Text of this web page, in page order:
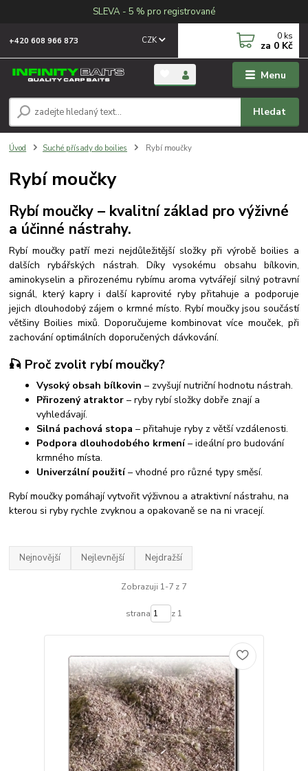
SLEVA - 5 % pro registrované
Menu
CZK
Hledat
+420 608 966 873 0 ks
za 0 Kč
Úvod Suché přísady do boilies Rybí moučky
Rybí moučky
Rybí moučky – kvalitní základ pro výživné
a účinné nástrahy.
Rybí moučky patří mezi nejdůležitější složky při výrobě boilies a
dalších rybářských nástrah. Díky vysokému obsahu bílkovin,
aminokyselin a přirozenému rybímu aroma vytvářejí silný potravní
signál, který kapry i další kaprovité ryby přitahuje a podporuje
jejich dlouhodobý zájem o krmné místo. Rybí moučky jsou součástí
většiny Boilies mixů. Doporučujeme kombinovat více mouček, při
zachování optimálních doporučených dávkování.
🎣 Proč zvolit rybí moučky?
Vysoký obsah bílkovin – zvyšují nutriční hodnotu nástrah.
Přirozený atraktor – ryby rybí složky dobře znají a
vyhledávají.
Silná pachová stopa – přitahuje ryby z větší vzdálenosti.
Podpora dlouhodobého krmení– ideální pro budování
krmného místa.
Univerzální použití– vhodné pro různé typy směsí.
Rybí moučky pomáhají vytvořit výživnou a atraktivní nástrahu, na
kterou si ryby rychle zvyknou a opakovaně se na ni vracejí.
Nejnovější Nejlevnější Nejdražší
Zobrazuji 1-7 z 7
strana z 1